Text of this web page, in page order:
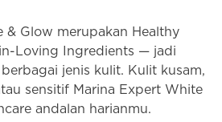
& Glow merupakan Healthy
Loving Ingredients — jadi
jenis kulit. Kulit kusam,
sensitif Marina Expert White
andalan harianmu.